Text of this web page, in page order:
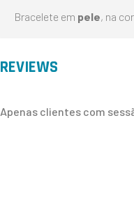
Bracelete em pele, na
REVIEWS
Apenas clientes com